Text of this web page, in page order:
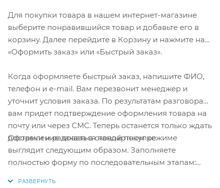
Для покупки товара в нашем интернет-магазине
выберите понравившийся товар и добавьте его в
корзину. Далее перейдите в Корзину и нажмите на
«Оформить заказ» или «Быстрый заказ».
Когда оформляете быстрый заказ, напишите ФИО,
телефон и e-mail. Вам перезвонит менеджер и
уточнит условия заказа. По результатам разговора
вам придет подтверждение оформления товара на
почту или через СМС. Теперь останется только ждать
доставки и радоваться новой покупке.
Оформление заказа в стандартном режиме
выглядит следующим образом. Заполняете
полностью форму по последовательным этапам: